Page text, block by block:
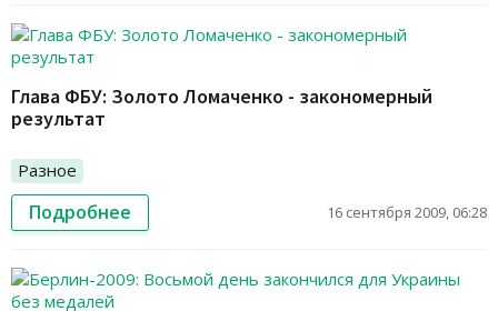
Глава ФБУ: Золото Ломаченко - закономерный
результат
Разное
Подробнее 16 сентября 2009, 06:28